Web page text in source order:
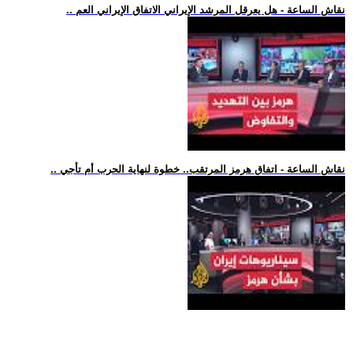
.. نقاش الساعة - هل يعرقل المرشد الإيراني الاتفاق الإيراني العم
.. نقاش الساعة - اتفاق هرمز المرتقب.. خطوة لنهاية الحرب أم تأجي